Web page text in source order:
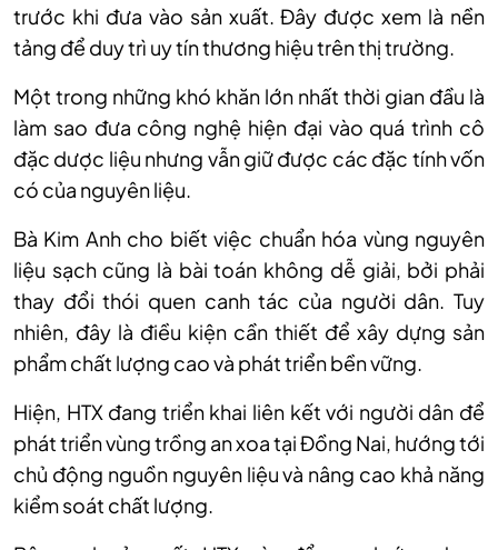
trước khi đưa vào sản xuất. Đây được xem là nền
tảng để duy trì uy tín thương hiệu trên thị trường.
Một trong những khó khăn lớn nhất thời gian đầu là
làm sao đưa công nghệ hiện đại vào quá trình cô
đặc dược liệu nhưng vẫn giữ được các đặc tính vốn
có của nguyên liệu.
Bà Kim Anh cho biết việc chuẩn hóa vùng nguyên
liệu sạch cũng là bài toán không dễ giải, bởi phải
thay đổi thói quen canh tác của người dân. Tuy
nhiên, đây là điều kiện cần thiết để xây dựng sản
phẩm chất lượng cao và phát triển bền vững.
Hiện, HTX đang triển khai liên kết với người dân để
phát triển vùng trồng an xoa tại Đồng Nai, hướng tới
chủ động nguồn nguyên liệu và nâng cao khả năng
kiểm soát chất lượng.